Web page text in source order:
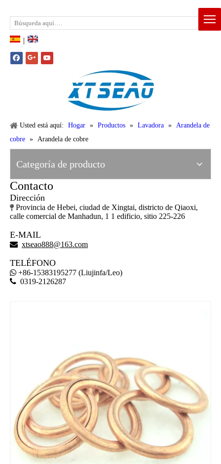
|
Usted está aquí: Hogar » Productos » Lavadora » Arandela de
cobre » Arandela de cobre
Categoría de producto
Contacto
Dirección
 Provincia de Hebei, ciudad de Xingtai, districto de Qiaoxi,
calle comercial de Manhadun, 1 1 edificio, sitio 225-226
E-MAIL
 xtseao888@163.com
TELÉFONO
 +86-15383195277 (Liujinfa/Leo)
 0319-2126287